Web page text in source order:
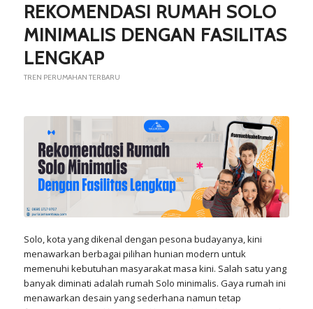
REKOMENDASI RUMAH SOLO
MINIMALIS DENGAN FASILITAS
LENGKAP
TREN PERUMAHAN TERBARU
Solo, kota yang dikenal dengan pesona budayanya, kini
menawarkan berbagai pilihan hunian modern untuk
memenuhi kebutuhan masyarakat masa kini. Salah satu yang
banyak diminati adalah rumah Solo minimalis. Gaya rumah ini
menawarkan desain yang sederhana namun tetap